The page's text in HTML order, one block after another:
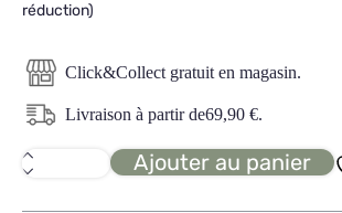
réduction)
Click&Collect gratuit en magasin.
Livraison à partir de69,90 €.
quantité
de
Ajouter au panier